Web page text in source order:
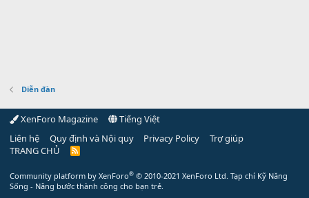
Diễn đàn
XenForo Magazine
Tiếng Việt
Liên hệ
Quy định và Nội quy Privacy Policy
Trợ giúp
TRANG CHỦ
R
Community platform by XenForo® © 2010-2021 XenForo Ltd. Tạp chí Kỹ Năng
Sống - Nâng bước thành công cho bạn trẻ.